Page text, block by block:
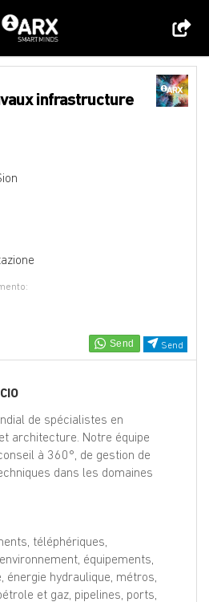
Send
infrastructure
de spécialistes en
architecture. Notre équipe
à 360°, de gestion de
dans les domaines
téléphériques,
équipements,
énergie hydraulique, métros,
et gaz, pipelines, ports,